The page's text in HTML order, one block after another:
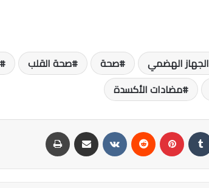
الجهاز الهضمي صحة صحة القلب
مضادات الأكسدة